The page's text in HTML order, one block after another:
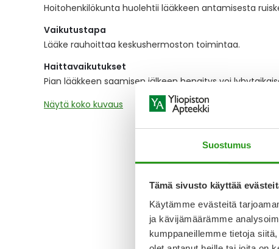
Suostumus
Tämä sivusto käyttää
Käytämme evästeitä
ja kävijämäärämme
kumppaneillemme tietoja
Hoitohenkilökunta huolehtii lääkkeen antamisesta
Vaikutustapa
Lääke rauhoittaa keskushermoston toimintaa.
Haittavaikutukset
Pian lääkkeen saamisen jälkeen hengitys voi
Näytä koko kuvaus